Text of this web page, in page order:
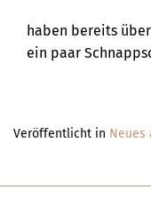
haben bereits
ein paar
Veröffentlicht in Neues